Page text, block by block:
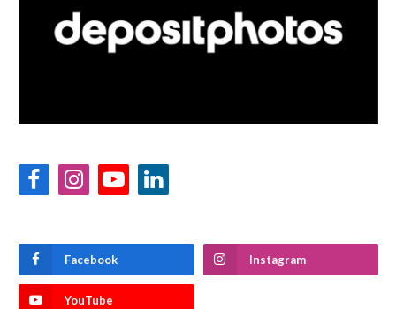
FacebookInstagramYouTubeLinkedIn
Facebook Instagram
YouTube